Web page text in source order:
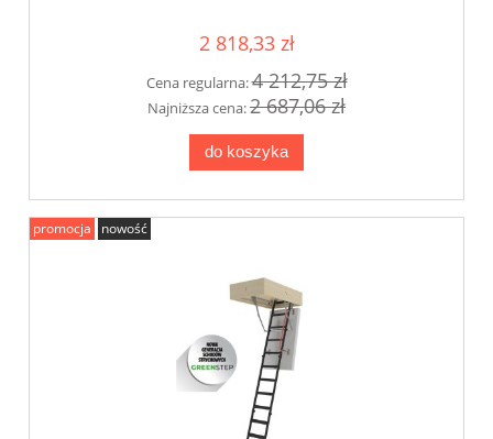
2 818,33 zł
Cena regularna:4 212,75 zł
Najniższa cena:2 687,06 zł
do koszyka
promocja nowość